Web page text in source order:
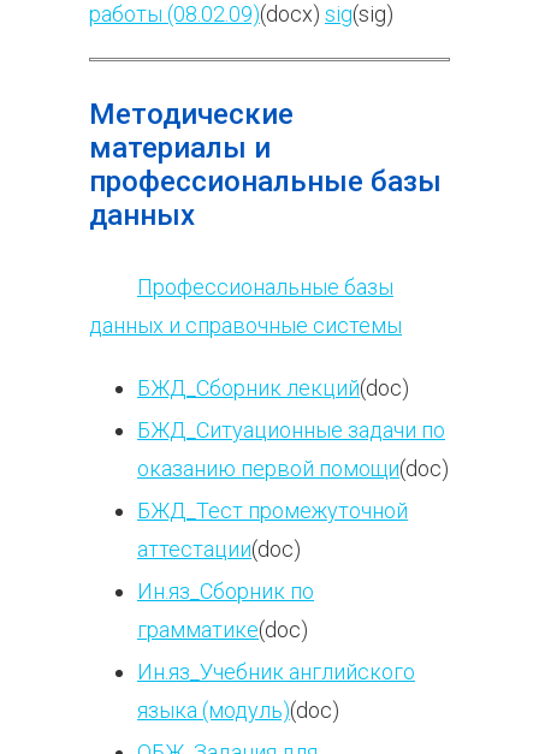
работы (08.02.09)(docx) sig(sig)
Методические
материалы и
профессиональные базы
данных
Профессиональные базы
данных и справочные системы
БЖД_Сборник лекций(doc)
БЖД_Ситуационные задачи по
оказанию первой помощи(doc)
БЖД_Тест промежуточной
аттестации(doc)
Ин.яз_Сборник по
грамматике(doc)
Ин.яз_Учебник английского
языка (модуль)(doc)